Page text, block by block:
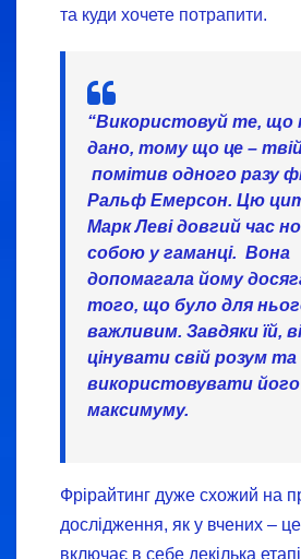
та куди хочете потрапити.
“Використовуй те, що
дано, тому що це –
помітив одного разу
Ральф Емерсон. Цю
Марк Леві довгий час
собою у гаманці. Вона
допомагала йому
того, що було для
важливим. Завдяки їй,
цінувати свій розум та
використовувати
максимуму.
Фрірайтинг дуже схожий на
дослідження, як у вчених –
включає в себе декілька